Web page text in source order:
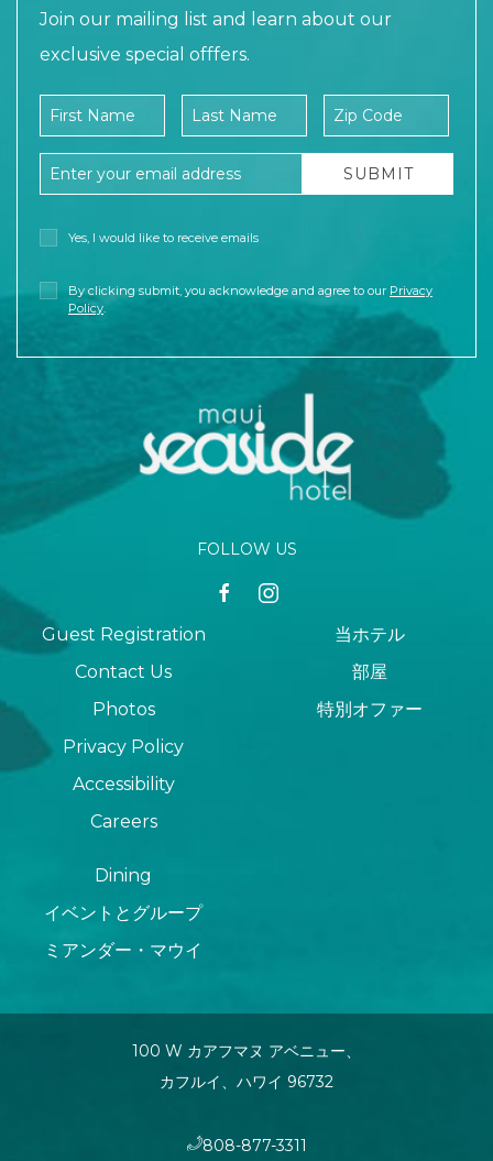
Join our mailing list and learn about our
exclusive special offfers.
First Name Last Name Zip Code
Email Address
Yes, I would like to receive emails
By clicking submit, you acknowledge and agree to our Privacy
Policy.
Company Name
SUBMIT
FOLLOW US
facebookinstagram
Guest Registration
Contact Us
Photos
Privacy Policy
Accessibility
Careers
当ホテル
部屋
特別オファー
Dining
イベントとグループ
ミアンダー・マウイ
100 W カアフマヌ アベニュー、
カフルイ、ハワイ 96732
808-877-3311